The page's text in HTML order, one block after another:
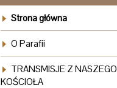
Strona główna
O Parafii
TRANSMISJE Z NASZEGO
KOŚCIOŁA